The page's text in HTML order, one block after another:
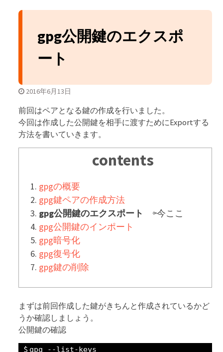
う！：コンフリクトの正体を知
gpg公開鍵のエクスポ
ート
2016年6月13日
前回はペアとなる鍵の作成を行いました。
今回は作成した公開鍵を相手に渡すためにExportする
方法を書いていきます。
contents
gpgの概要
gpg鍵ペアの作成方法
gpg公開鍵のエクスポート
⇦今ここ
gpg公開鍵のインポート
gpg暗号化
gpg復号化
gpg鍵の削除
まずは前回作成した鍵がきちんと作成されているかど
うか確認しましょう。
公開鍵の確認
gpg --list-keys